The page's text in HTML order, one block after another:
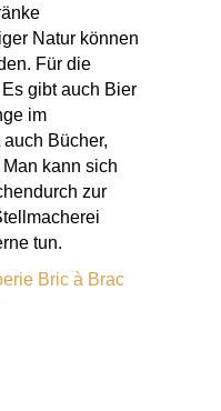
Natur können
Für die
gibt auch Bier
im
auch Bücher,
kann sich
zur
tun.
Bric à Brac